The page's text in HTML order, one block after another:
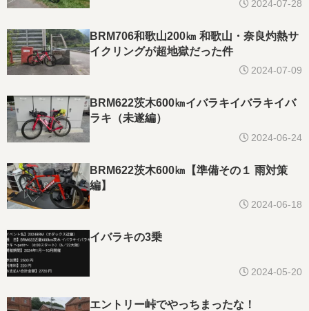
2024-07-28
BRM706和歌山200㎞ 和歌山・奈良灼熱サ
イクリングが超地獄だった件
2024-07-09
BRM622茨木600㎞イバラキイバラキイバ
ラキ（未遂編）
2024-06-24
BRM622茨木600㎞【準備その１ 雨対策
編】
2024-06-18
イバラキの3乗
2024-05-20
エントリー峠でやっちまったな！